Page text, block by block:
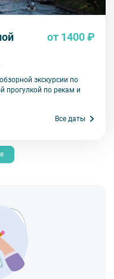
от 1400 ₽
экскурсии по
прогулкой по рекам и
Все даты